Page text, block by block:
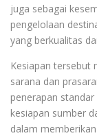
juga sebagai
pengelolaan
yang berkualitas
Kesiapan tersebut
sarana dan
penerapan
kesiapan sumber
dalam